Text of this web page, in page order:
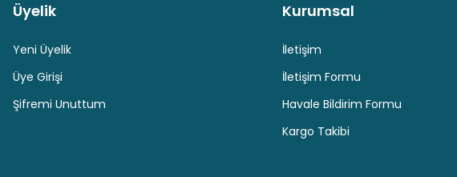
Güvenli Ödeme
Üyelik
Yeni Üyelik
Üye Girişi
Şifremi Unuttum
Kurumsal
İletişim
İletişim Formu
Havale Bildirim Formu
Kargo Takibi